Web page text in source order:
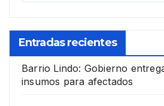
Entradas recientes
Barrio Lindo: Gobierno
insumos para afectados